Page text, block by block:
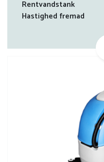
Rentvandstank
Hastighed fremad